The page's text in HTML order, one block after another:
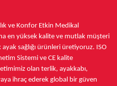
ve Konfor Etkin Medikal
en yüksek kalite ve mutlak müşteri
sağlığı ürünleri üretiyoruz. ISO
Sistemi ve CE kalite
olan terlik, ayakkabı,
ihraç ederek global bir güven